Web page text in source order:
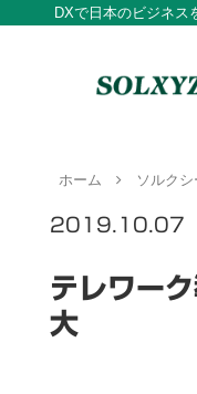
DXで日本のビジネス
ホーム ソルク
2019.10.07
テレワー
大